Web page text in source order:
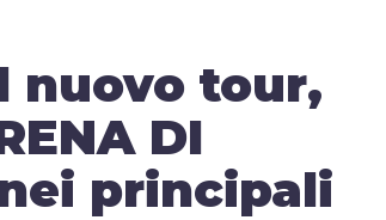
nuovo tour,
DI
principali